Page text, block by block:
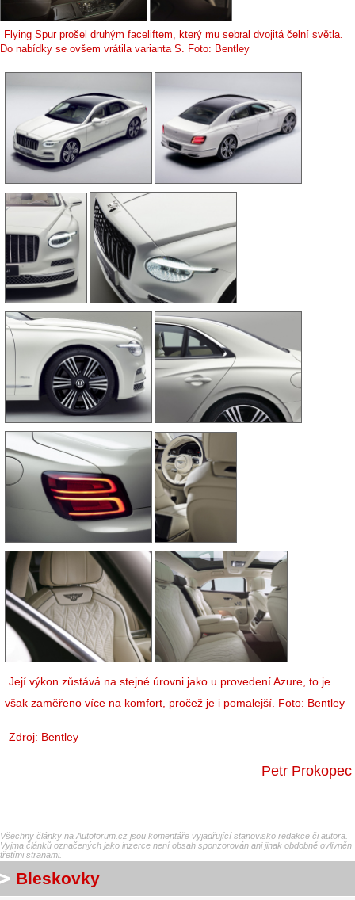
Flying Spur prošel druhým faceliftem, který mu sebral dvojitá čelní světla.
Do nabídky se ovšem vrátila varianta S. Foto: Bentley
Její výkon zůstává na stejné úrovni jako u provedení Azure, to je
však zaměřeno více na komfort, pročež je i pomalejší. Foto: Bentley
Zdroj: Bentley
Petr Prokopec
Všechny články na Autoforum.cz jsou komentáře vyjadřující stanovisko redakce či autora.
Vyjma článků označených jako inzerce není obsah sponzorován ani jinak obdobně ovlivněn
třetími stranami.
Bleskovky